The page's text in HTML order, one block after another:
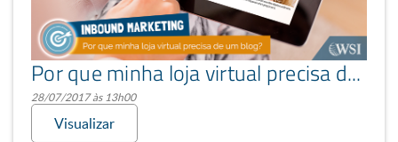
Por que minha loja virtual precisa de blog?
28/07/2017 às 13h00
Visualizar